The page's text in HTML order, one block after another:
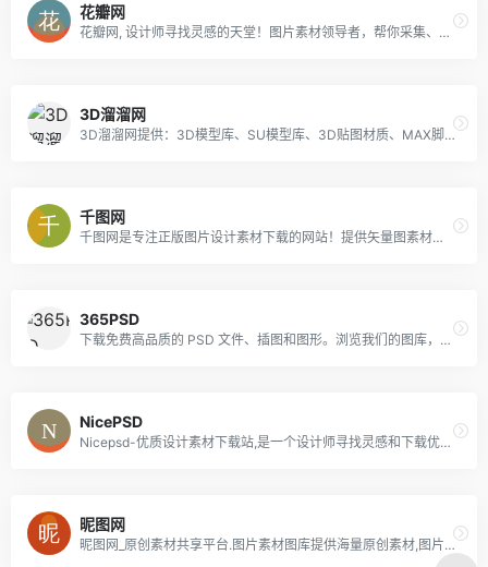
花瓣网
花瓣网, 设计师寻找灵感的天堂！图片素材领导者，帮你采集、发现网络上你喜欢的事物。你可以用它收集灵感,保存有用的素材,计划旅行,晒晒自己想要的东西
3D溜溜网
3D溜溜网提供：3D模型库、SU模型库、3D贴图材质、MAX脚本光域网免费高速下载，国内外数万精品稀缺3D素材，纯手工整理，每小时更新，找模型上3D溜溜网，全站hold的住你！ ----www.3d66.com
千图网
千图网是专注正版图片设计素材下载的网站！提供矢量图素材、背景图片素材、矢量图库、psd素材、字体模板、设计素材、PPT模板、视频素材、插画绘画、平面设计模板、Excel模板素材以及网页模板、网站设计素材、网页图标的下载服务。
365PSD
下载免费高品质的 PSD 文件、插图和图形。浏览我们的图库，快速找到心仪图像，商业使用完全免费。
NicePSD
Nicepsd-优质设计素材下载站,是一个设计师寻找灵感和下载优质素材资源的平台，提供免费的设计素材资源下载，分享最新的国外设计素材资源，方便设计工作者收>集设计素材和寻找设计灵感，帮助设计师寻找更多更好的优质设计素材资源
昵图网
昵图网_原创素材共享平台.图片素材图库提供海量原创素材,图片下载,摄影作品,设计素材,视频素材,ppt模板,PSD源文件,矢量图,AI,CDR,EPS等高清图片下载.